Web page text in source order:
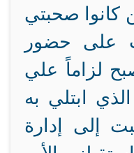
كانوا صحبتي
على حضور
لزاماً علي
ابتلي به
إلى إدارة